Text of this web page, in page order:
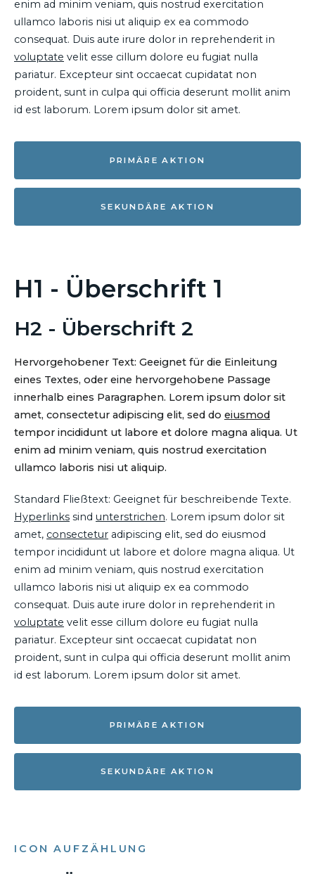
enim ad minim veniam, quis nostrud exercitation
ullamco laboris nisi ut aliquip ex ea commodo
consequat. Duis aute irure dolor in reprehenderit in
voluptate velit esse cillum dolore eu fugiat nulla
pariatur. Excepteur sint occaecat cupidatat non
proident, sunt in culpa qui officia deserunt mollit anim
id est laborum. Lorem ipsum dolor sit amet.
PRIMÄRE AKTION
SEKUNDÄRE AKTION
H1 - Überschrift 1
H2 - Überschrift 2
Hervorgehobener Text: Geeignet für die Einleitung
eines Textes, oder eine hervorgehobene Passage
innerhalb eines Paragraphen. Lorem ipsum dolor sit
amet, consectetur adipiscing elit, sed do eiusmod
tempor incididunt ut labore et dolore magna aliqua. Ut
enim ad minim veniam, quis nostrud exercitation
ullamco laboris nisi ut aliquip.
Standard Fließtext: Geeignet für beschreibende Texte.
Hyperlinks sind unterstrichen. Lorem ipsum dolor sit
amet, consectetur adipiscing elit, sed do eiusmod
tempor incididunt ut labore et dolore magna aliqua. Ut
enim ad minim veniam, quis nostrud exercitation
ullamco laboris nisi ut aliquip ex ea commodo
consequat. Duis aute irure dolor in reprehenderit in
voluptate velit esse cillum dolore eu fugiat nulla
pariatur. Excepteur sint occaecat cupidatat non
proident, sunt in culpa qui officia deserunt mollit anim
id est laborum. Lorem ipsum dolor sit amet.
PRIMÄRE AKTION
SEKUNDÄRE AKTION
ICON AUFZÄHLUNG